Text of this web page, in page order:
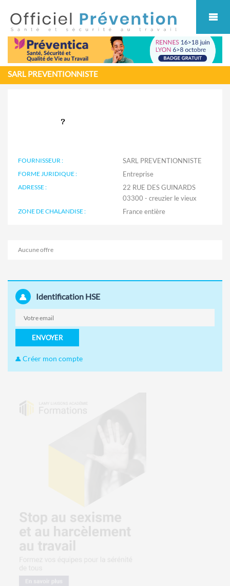
SARL PREVENTIONNISTE
FOURNISSEUR : SARL PREVENTIONNISTE
FORME JURIDIQUE : Entreprise
ADRESSE :
22 RUE DES GUINARDS
03300 - creuzier le vieux
ZONE DE CHALANDISE :
Aucune offre
Identification HSE
ENVOYER
Créer mon compte